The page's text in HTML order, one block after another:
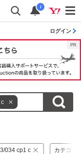
i
ログイン
c
034 cp1 c カテゴリ